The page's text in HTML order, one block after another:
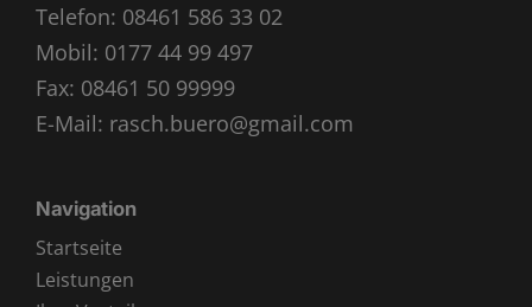
Telefon: 08461 586 33 02
Mobil: 0177 44 99 497
Fax: 08461 50 99999
E-Mail: rasch.buero@gmail.com
Navigation
Startseite
Leistungen